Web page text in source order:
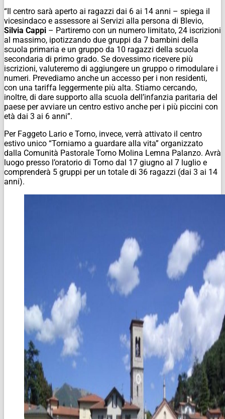
“Il centro sarà aperto ai ragazzi dai 6 ai 14 anni – spiega il
vicesindaco e assessore ai Servizi alla persona di Blevio,
Silvia Cappi – Partiremo con un numero limitato, 24 iscrizioni
al massimo, ipotizzando due gruppi da 7 bambini della
scuola primaria e un gruppo da 10 ragazzi della scuola
secondaria di primo grado. Se dovessimo ricevere più
iscrizioni, valuteremo di aggiungere un gruppo o rimodulare i
numeri. Prevediamo anche un accesso per i non residenti,
con una tariffa leggermente più alta. Stiamo cercando,
inoltre, di dare supporto alla scuola dell’infanzia paritaria del
paese per avviare un centro estivo anche per i più piccini con
età dai 3 ai 6 anni”.
Per Faggeto Lario e Torno, invece, verrà attivato il centro
estivo unico “Torniamo a guardare alla vita” organizzato
dalla Comunità Pastorale Torno Molina Lemna Palanzo. Avrà
luogo presso l’oratorio di Torno dal 17 giugno al 7 luglio e
comprenderà 5 gruppi per un totale di 36 ragazzi (dai 3 ai 14
anni).